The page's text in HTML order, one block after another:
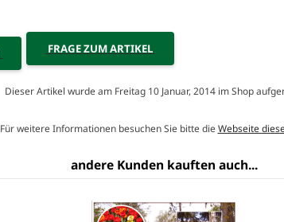
FRAGE ZUM ARTIKEL
Dieser Artikel wurde am Freitag 10 Januar, 2014 im Shop
Für weitere Informationen besuchen Sie bitte dieWebseite
andere Kunden kauften auch...